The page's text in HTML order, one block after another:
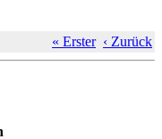
« Erster ‹ Zurück